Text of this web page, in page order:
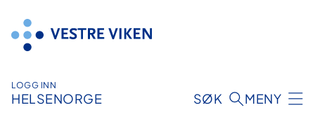
innhold
LOGG INN
HELSENORGE SØK MENY